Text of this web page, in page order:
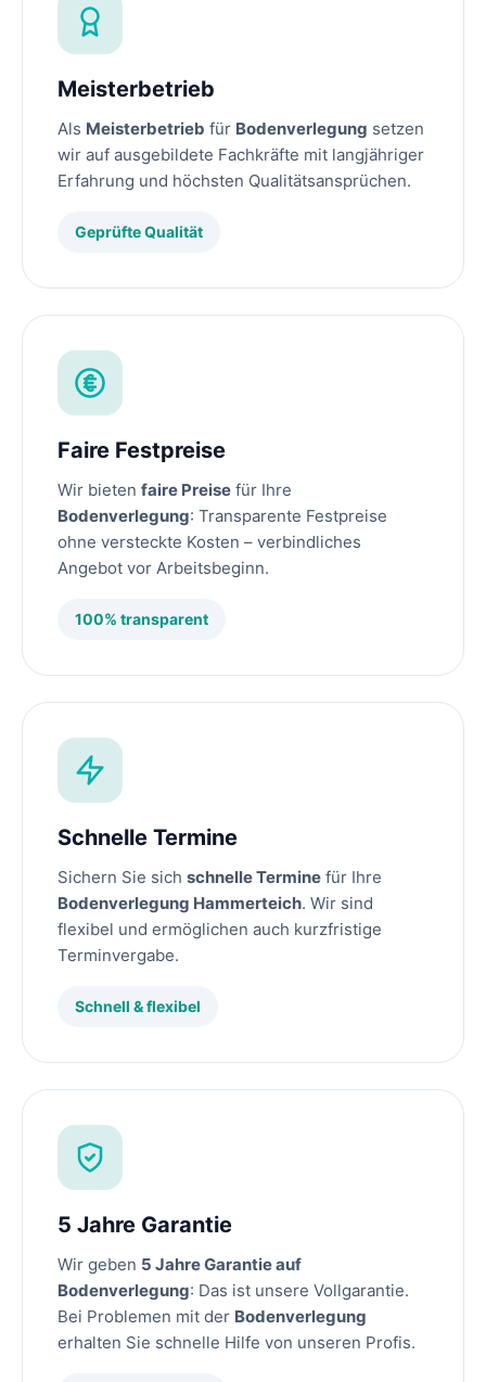
Meisterbetrieb
Als Meisterbetrieb für Bodenverlegung setzen
wir auf ausgebildete Fachkräfte mit langjähriger
Erfahrung und höchsten Qualitätsansprüchen.
Geprüfte Qualität
Faire Festpreise
Wir bieten faire Preise für Ihre
Bodenverlegung: Transparente Festpreise
ohne versteckte Kosten – verbindliches
Angebot vor Arbeitsbeginn.
100% transparent
Schnelle Termine
Sichern Sie sich schnelle Termine für Ihre
Bodenverlegung Hammerteich. Wir sind
flexibel und ermöglichen auch kurzfristige
Terminvergabe.
Schnell & flexibel
5 Jahre Garantie
Wir geben 5 Jahre Garantie auf
Bodenverlegung: Das ist unsere Vollgarantie.
Bei Problemen mit der Bodenverlegung
erhalten Sie schnelle Hilfe von unseren Profis.